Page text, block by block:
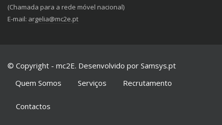
(Chamada para a rede móvel nacional)
E-mail: argelia@mc2e.pt
© Copyright - mc2E. Desenvolvido por Samsys.pt
Quem Somos
Serviços Recrutamento
Contactos